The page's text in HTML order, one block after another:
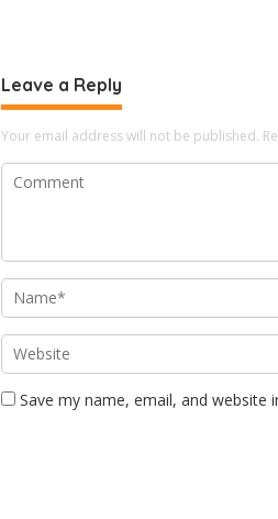
Leave a Reply
Your email address will not be published.
Save my name, email, and